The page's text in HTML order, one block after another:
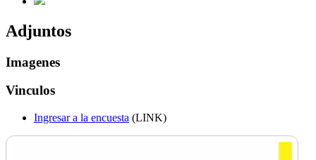
Adjuntos
Imagenes
Vinculos
Ingresar a la encuesta (LINK)